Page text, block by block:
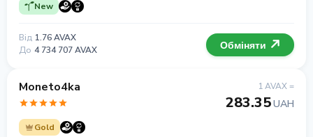
New
Від 1.76 AVAX
До 4 734 707 AVAX Обміняти
Moneto4ka
Gold
1 AVAX =
283.35UAH